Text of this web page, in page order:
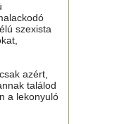
szexista
azért,
találod
a lekonyuló